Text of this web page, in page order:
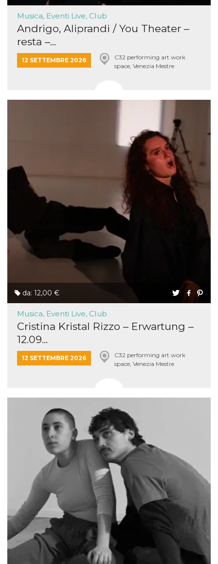
Musica, Eventi Live, Club
Andrigo, Aliprandi / You Theater –
resta –...
12 SETTEMBRE 2026
C32 performing art work
space, Venezia Mestre
da: 12,00 €
Musica, Eventi Live, Club
Cristina Kristal Rizzo – Erwartung –
12.09...
12 SETTEMBRE 2026
C32 performing art work
space, Venezia Mestre